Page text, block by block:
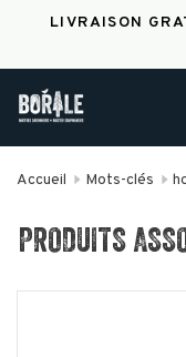
LIVRAISON
Accueil Mots-clés
PRODUITS